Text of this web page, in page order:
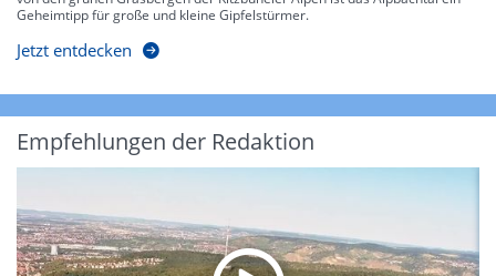
Geheimtipp für große und kleine Gipfelstürmer.
Jetzt entdecken
Empfehlungen der Redaktion